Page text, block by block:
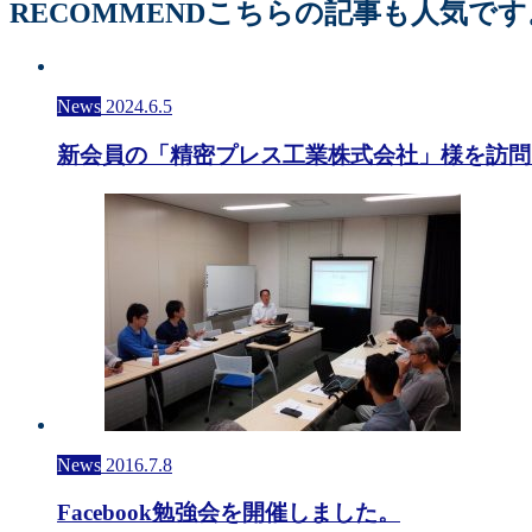
RECOMMENDこちらの記事も人気です
News 2024.6.5
新会員の「精密プレス工業株式会社」様を訪
News 2016.7.8
Facebook勉強会を開催しました。